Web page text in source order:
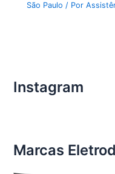
São Paulo / Por
Instagram
Marcas